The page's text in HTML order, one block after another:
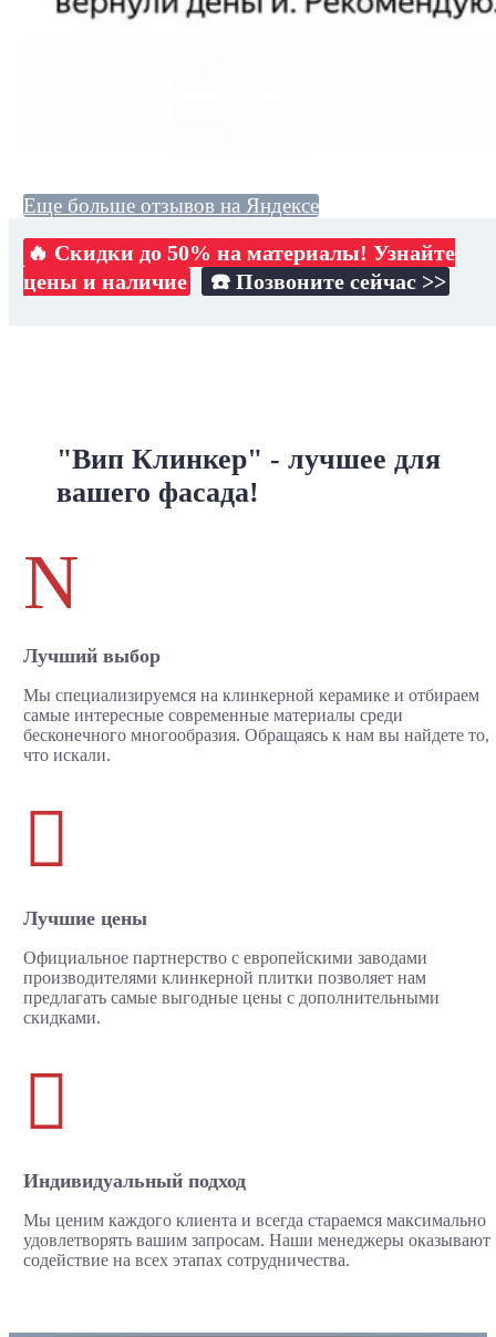
Еще больше отзывов на Яндексе
🔥 Скидки до 50% на материалы! Узнайте
цены и наличие
☎️ Позвоните сейчас >>
"Вип Клинкер" - лучшее для
вашего фасада!
N
Лучший выбор
Мы специализируемся на клинкерной керамике и отбираем
самые интересные современные материалы среди
бесконечного многообразия. Обращаясь к нам вы найдете то,
что искали.

Лучшие цены
Официальное партнерство с европейскими заводами
производителями клинкерной плитки позволяет нам
предлагать самые выгодные цены с дополнительными
скидками.

Индивидуальный подход
Мы ценим каждого клиента и всегда стараемся максимально
удовлетворять вашим запросам. Наши менеджеры оказывают
содействие на всех этапах сотрудничества.